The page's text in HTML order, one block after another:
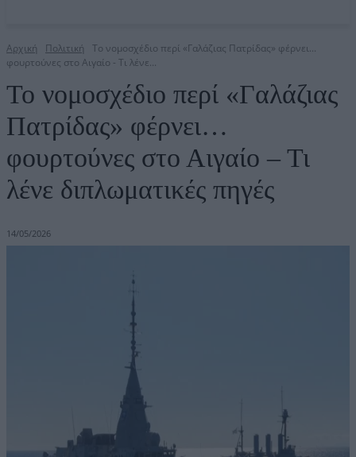
Αρχική Πολιτική
Το νομοσχέδιο περί «Γαλάζιας Πατρίδας» φέρνει...
φουρτούνες στο Αιγαίο - Τι λένε...
Το νομοσχέδιο περί «Γαλάζιας
Πατρίδας» φέρνει…
φουρτούνες στο Αιγαίο – Τι
λένε διπλωματικές πηγές
14/05/2026